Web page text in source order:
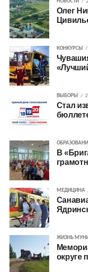
НОВОСТИ
Олег
КОНКУРСЫ
ВЫБОРЫ
Стал
В
МЕДИЦИНА
ЖИЗНЬ
округе